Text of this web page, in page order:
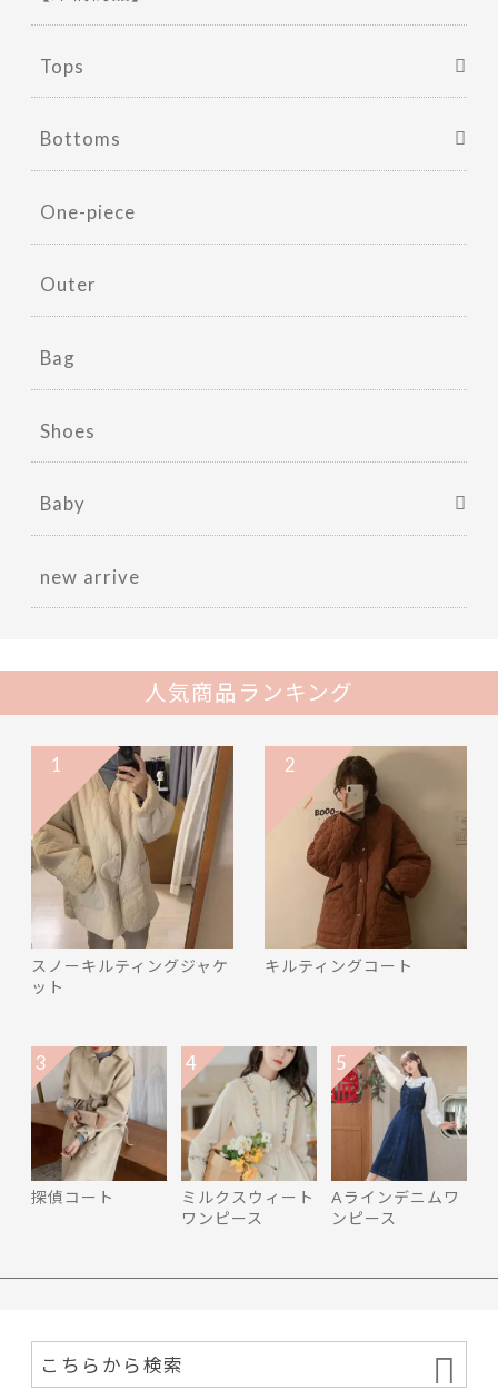
Tops
Bottoms
One-piece
Outer
Bag
Shoes
Baby
new arrive
人気商品ランキング
スノーキルティングジャケ
ット
1
キルティングコート
2
探偵コート
3
ミルクスウィート
ワンピース
4
Aラインデニムワ
ンピース
5